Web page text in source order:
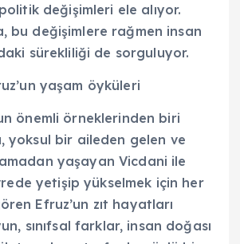
değişimleri ele alıyor.
bu değişimlere rağmen insan
sürekliliği de sorguluyor.
yaşam öyküleri
önemli örneklerinden biri
yoksul bir aileden gelen ve
yaşayan Vicdani ile
yetişip yükselmek için her
Efruz’un zıt hayatları
sınıfsal farklar, insan doğası